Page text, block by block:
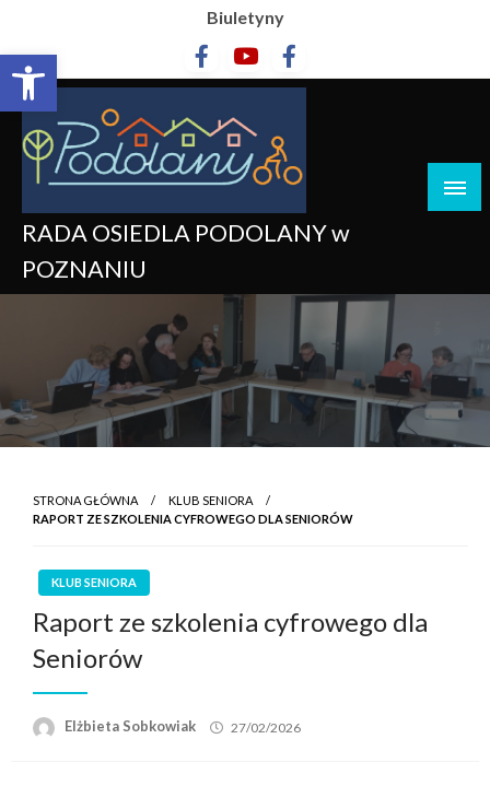
Otwórz pasek narzędzi
Biuletyny
RADA OSIEDLA PODOLANY w
POZNANIU
STRONA GŁÓWNA
KLUB SENIORA
RAPORT ZE SZKOLENIA CYFROWEGO DLA SENIORÓW
KLUB SENIORA
Raport ze szkolenia cyfrowego dla
Seniorów
Elżbieta Sobkowiak 27/02/2026